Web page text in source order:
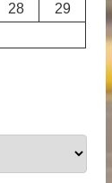
28
29